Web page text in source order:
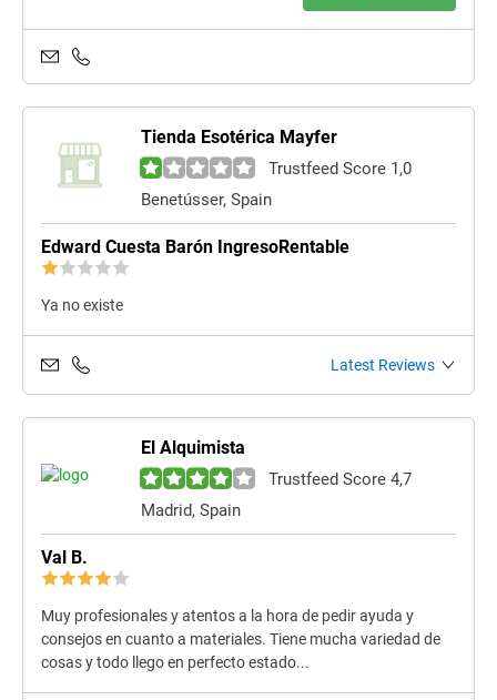
Tienda Esotérica Mayfer
Trustfeed Score 1,0
Benetússer, Spain
Edward Cuesta Barón IngresoRentable
Ya no existe
Latest Reviews
El Alquimista
Trustfeed Score 4,7
Madrid, Spain
Val B.
Muy profesionales y atentos a la hora de pedir ayuda y
consejos en cuanto a materiales. Tiene mucha variedad de
cosas y todo llego en perfecto estado...